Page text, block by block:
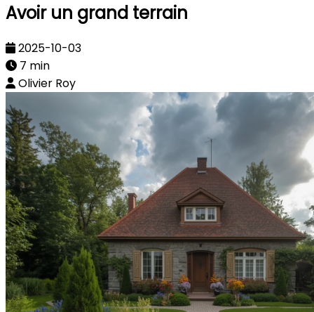
Avoir un grand terrain
2025-10-03
7 min
Olivier Roy